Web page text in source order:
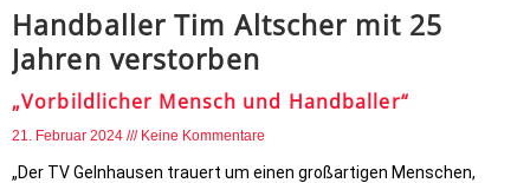
Handballer Tim Altscher mit 25
Jahren verstorben
„Vorbildlicher Mensch und Handballer“
21. Februar 2024 Keine Kommentare
„Der TV Gelnhausen trauert um einen großartigen Menschen,